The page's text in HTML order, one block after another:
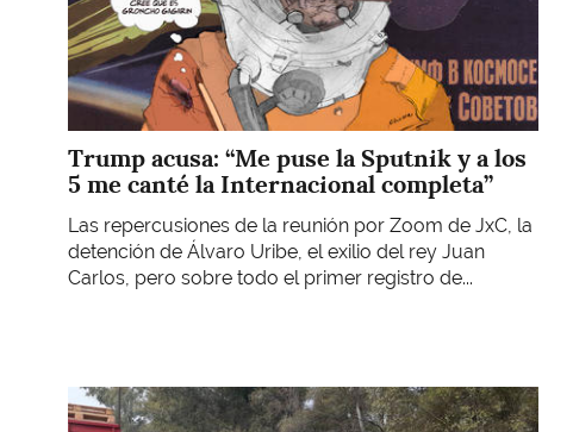
Trump acusa: “Me puse la Sputnik y a los
5 me canté la Internacional completa”
Las repercusiones de la reunión por Zoom de JxC, la
detención de Álvaro Uribe, el exilio del rey Juan
Carlos, pero sobre todo el primer registro de...
Imagen